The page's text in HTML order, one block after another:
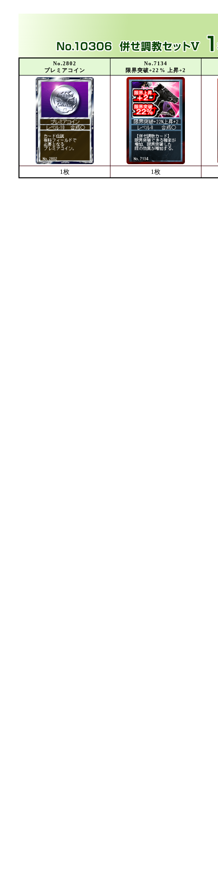
No.2802
プレミアコイン
No.7134
限界突破+22% 上昇+2
1枚 1枚